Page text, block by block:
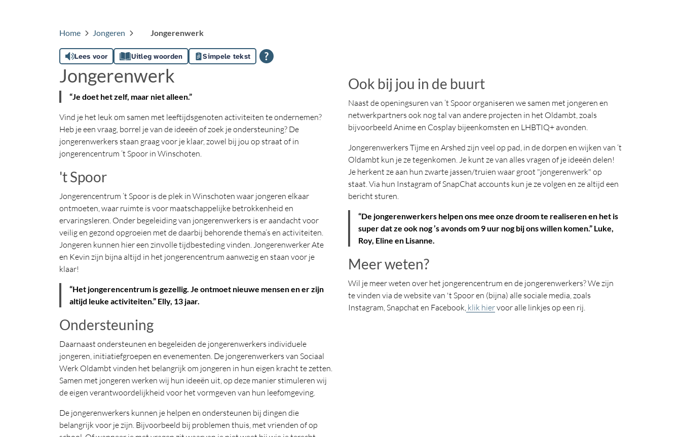
Home Jongeren Jongerenwerk
Lees voor Uitleg woorden Simpele tekst
Jongerenwerk
“Je doet het zelf, maar niet alleen.”
Vind je het leuk om samen met leeftijdsgenoten activiteiten te ondernemen?
Heb je een vraag, borrel je van de ideeën of zoek je ondersteuning? De
jongerenwerkers staan graag voor je klaar, zowel bij jou op straat of in
jongerencentrum ’t Spoor in Winschoten.
't Spoor
Jongerencentrum ’t Spoor is de plek in Winschoten waar jongeren elkaar
ontmoeten, waar ruimte is voor maatschappelijke betrokkenheid en
ervaringsleren. Onder begeleiding van jongerenwerkers is er aandacht voor
veilig en gezond opgroeien met de daarbij behorende thema’s en activiteiten.
Jongeren kunnen hier een zinvolle tijdbesteding vinden. Jongerenwerker Ate
en Kevin zijn bijna altijd in het jongerencentrum aanwezig en staan voor je
klaar!
“Het jongerencentrum is gezellig. Je ontmoet nieuwe mensen en er zijn
altijd leuke activiteiten.” Elly, 13 jaar.
Ondersteuning
Daarnaast ondersteunen en begeleiden de jongerenwerkers individuele
jongeren, initiatiefgroepen en evenementen. De jongerenwerkers van Sociaal
Werk Oldambt vinden het belangrijk om jongeren in hun eigen kracht te zetten.
Samen met jongeren werken wij hun ideeën uit, op deze manier stimuleren wij
de eigen verantwoordelijkheid voor het vormgeven van hun leefomgeving.
De jongerenwerkers kunnen je helpen en ondersteunen bij dingen die
belangrijk voor je zijn. Bijvoorbeeld bij problemen thuis, met vrienden of op
Ook bij jou in de buurt
Naast de openingsuren van ’t Spoor organiseren we samen met jongeren en
netwerkpartners ook nog tal van andere projecten in het Oldambt, zoals
bijvoorbeeld Anime en Cosplay bijeenkomsten en LHBTIQ+ avonden.
Jongerenwerkers Tijme en Arshed zijn veel op pad, in de dorpen en wijken van ‘t
Oldambt kun je ze tegenkomen. Je kunt ze van alles vragen of je ideeën delen!
Je herkent ze aan hun zwarte jassen/truien waar groot "jongerenwerk" op
staat. Via hun Instagram of SnapChat accounts kun je ze volgen en ze altijd een
bericht sturen.
“De jongerenwerkers helpen ons mee onze droom te realiseren en het is
super dat ze ook nog ’s avonds om 9 uur nog bij ons willen komen.” Luke,
Roy, Eline en Lisanne.
Meer weten?
Wil je meer weten over het jongerencentrum en de jongerenwerkers? We zijn
te vinden via de website van 't Spoor en (bijna) alle sociale media, zoals
Instagram, Snapchat en Facebook, klik hiervoor alle linkjes op een rij.